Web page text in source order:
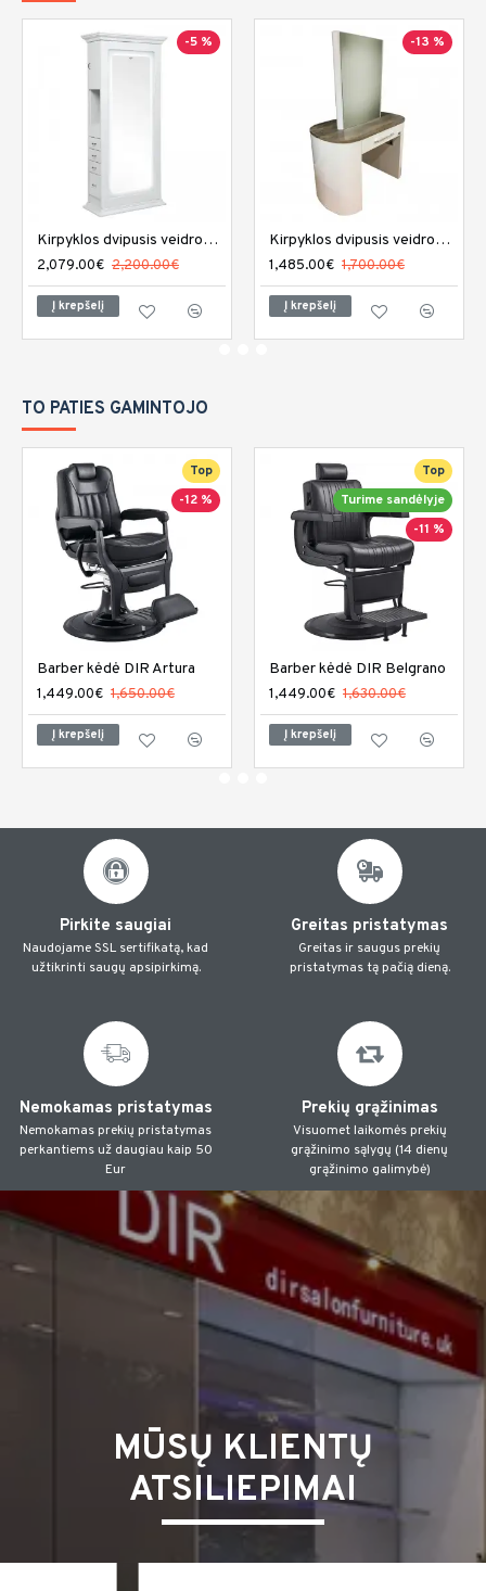
-5 %
Kirpyklos dvipusis veidrodis DIR Adonis su LED apšvietimu
2,079.00€ 2,200.00€
Į krepšelį
-13 %
Kirpyklos dvipusis veidrodis REM Capri
1,485.00€ 1,700.00€
Į krepšelį
TO PATIES GAMINTOJO
Top
-12 %
Barber kėdė DIR Artura
1,449.00€ 1,650.00€
Į krepšelį
Top
Turime sandėlyje
-11 %
Barber kėdė DIR Belgrano
1,449.00€ 1,630.00€
Į krepšelį
Pirkite saugiai
Naudojame SSL sertifikatą, kad
užtikrinti saugų apsipirkimą.
Greitas pristatymas
Greitas ir saugus prekių
pristatymas tą pačią dieną.
Nemokamas pristatymas
Nemokamas prekių pristatymas
perkantiems už daugiau kaip 50
Eur
Prekių grąžinimas
Visuomet laikomės prekių
grąžinimo sąlygų (14 dienų
grąžinimo galimybė)
MŪSŲ KLIENTŲ
ATSILIEPIMAI